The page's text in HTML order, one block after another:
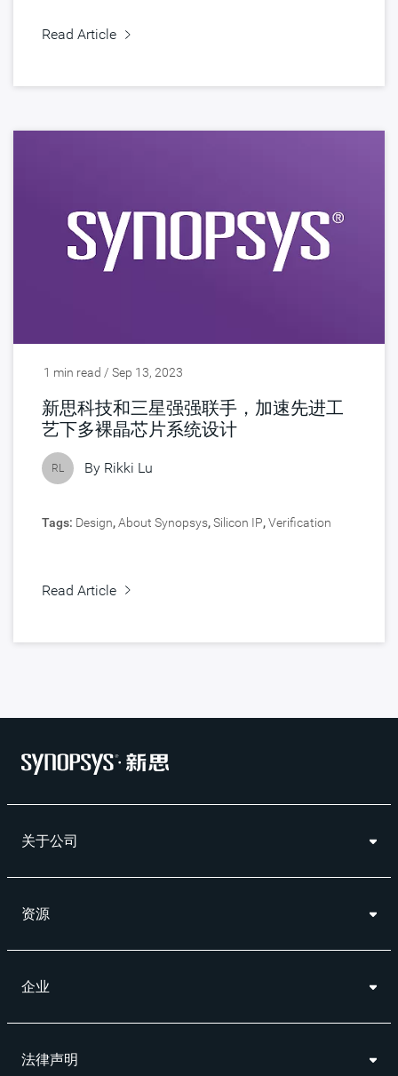
Read Article
1 min read / Sep 13, 2023
新思科技和三星强强联手，加速先进工
艺下多裸晶芯片系统设计
RL By Rikki Lu
Tags: Design,About Synopsys,Silicon IP,Verification
Read Article
关于公司
资源
企业
法律声明